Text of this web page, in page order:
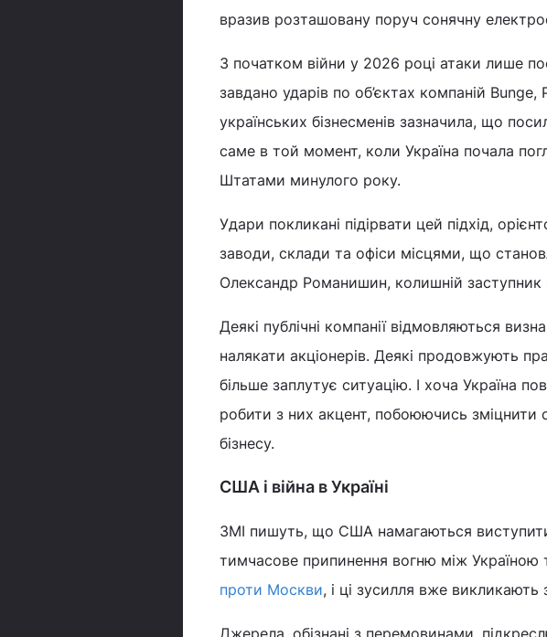
вразив розташовану поруч сонячну
З початком війни у 2026 році атаки лише
завдано ударів по об’єктах компаній
українських бізнесменів зазначила, що
саме в той момент, коли Україна почала
Штатами минулого року.
Удари покликані підірвати цей підхід,
заводи, склади та офіси місцями, що
Олександр Романишин, колишній заступник
Деякі публічні компанії відмовляються
налякати акціонерів. Деякі продовжують
більше заплутує ситуацію. І хоча Україна
робити з них акцент, побоюючись зміцнити
бізнесу.
США і війна в Україні
ЗМІ пишуть, що США намагаються
тимчасове припинення вогню між Україною
проти Москви, і ці зусилля вже викликають
Джерела, обізнані з перемовинами,